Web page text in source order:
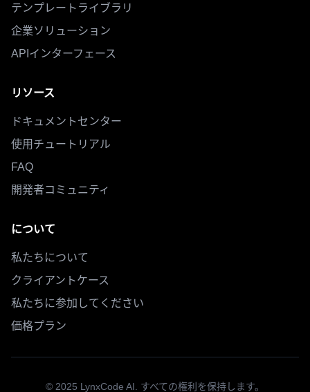
テンプレートライブラリ
企業ソリューション
APIインターフェース
リソース
ドキュメントセンター
使用チュートリアル
FAQ
開発者コミュニティ
について
私たちについて
クライアントケース
私たちに参加してください
価格プラン
© 2025 LynxCode AI. すべての権利を保持します。